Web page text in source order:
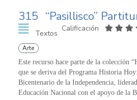
315 “Pasillisco”
Textos
Calificación
Arte
Este recurso hace parte de la colección
que se deriva del Programa Historia
Bicentenario de la Independencia,
Educación Nacional con el apoyo de la